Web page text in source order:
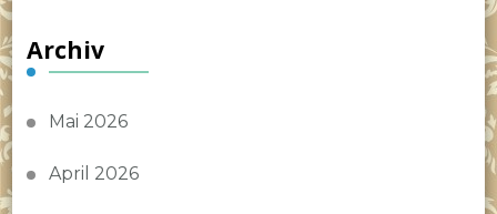
Archiv
Mai 2026
April 2026